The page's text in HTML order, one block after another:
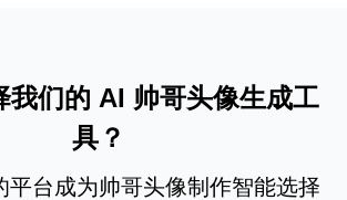
我们的 AI 帅哥头像生成工
具？
平台成为帅哥头像制作智能选择